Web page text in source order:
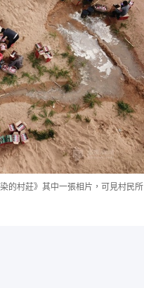
的村莊》其中一張相片，可見村民所